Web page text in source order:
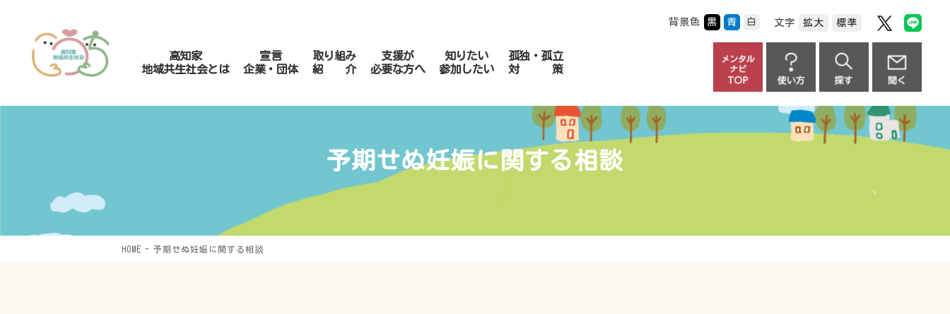
背景色 黒 青 白 文字 拡大 標準
高知家
地域共生社会とは
宣言
企業・団体
取り組み
紹 介
支援が
必要な方へ
知りたい
参加したい
孤独・孤立
対 策
予期せぬ妊娠に関する相談
HOME 予期せぬ妊娠に関する相談